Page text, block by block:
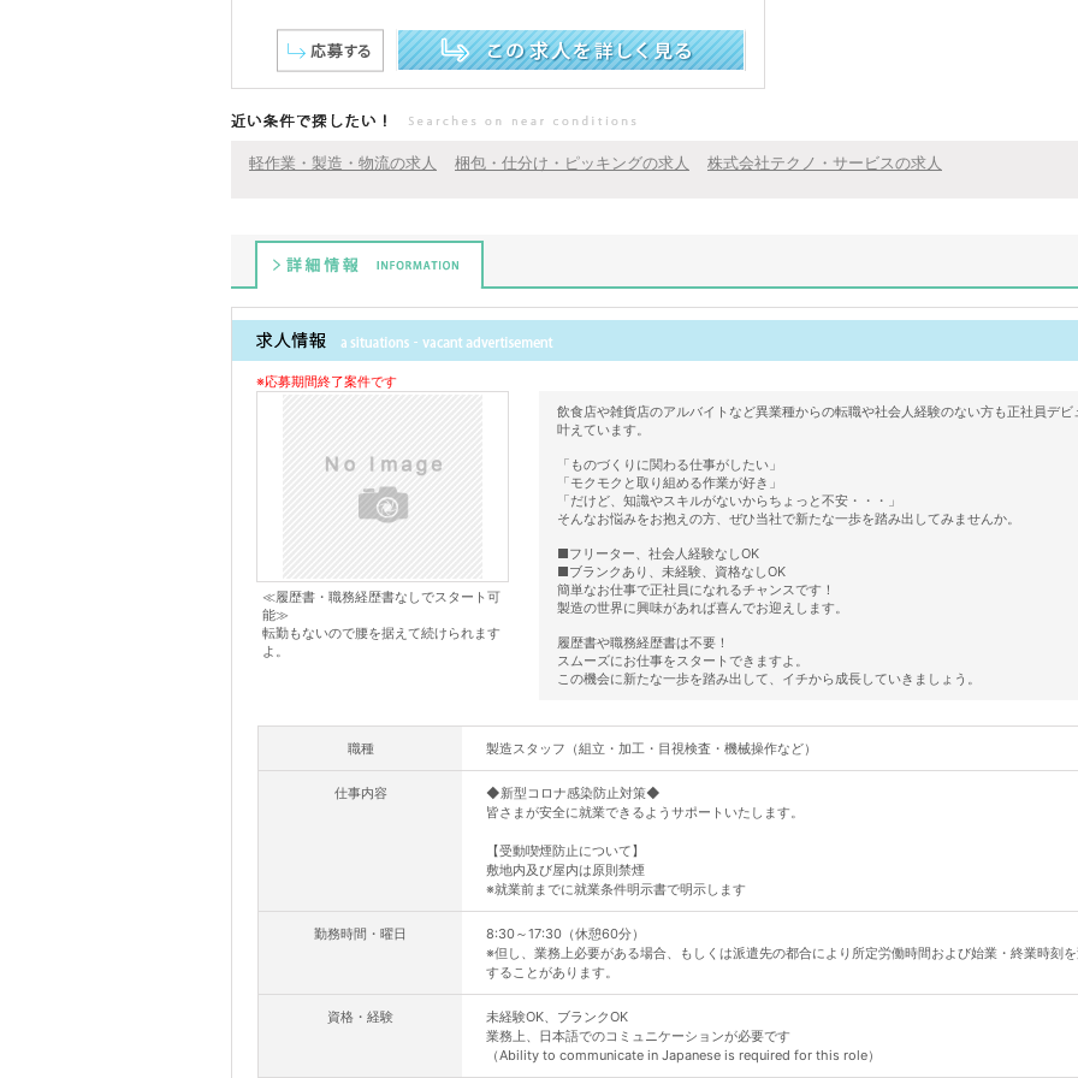
軽作業・製造・物流の求人 梱包・仕分け・ピッキングの求人 株式会社テクノ・サービスの求人
※応募期間終了案件です
≪履歴書・職務経歴書なしでスタート可
能≫
転勤もないので腰を据えて続けられます
よ。
飲食店や雑貨店のアルバイトなど異業種からの転職や社会人経験のない方も正社員デビ
叶えています。
「ものづくりに関わる仕事がしたい」
「モクモクと取り組める作業が好き」
「だけど、知識やスキルがないからちょっと不安・・・」
そんなお悩みをお抱えの方、ぜひ当社で新たな一歩を踏み出してみませんか。
■フリーター、社会人経験なしOK
■ブランクあり、未経験、資格なしOK
簡単なお仕事で正社員になれるチャンスです！
製造の世界に興味があれば喜んでお迎えします。
履歴書や職務経歴書は不要！
スムーズにお仕事をスタートできますよ。
この機会に新たな一歩を踏み出して、イチから成長していきましょう。
職種 製造スタッフ（組立・加工・目視検査・機械操作など）
仕事内容
◆新型コロナ感染防止対策◆
皆さまが安全に就業できるようサポートいたします。
【受動喫煙防止について】
敷地内及び屋内は原則禁煙
※就業前までに就業条件明示書で明示します
勤務時間・曜日
8:30～17:30（休憩60分）
※但し、業務上必要がある場合、もしくは派遣先の都合により所定労働時間および始業・終業時刻
することがあります。
資格・経験
未経験OK、ブランクOK
業務上、日本語でのコミュニケーションが必要です
（Ability to communicate in Japanese is required for this role）